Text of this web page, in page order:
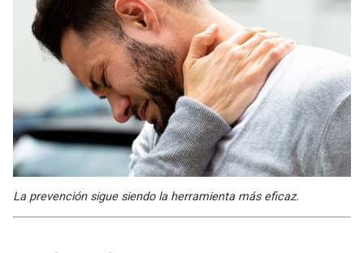
La prevención sigue siendo la herramienta más eficaz.